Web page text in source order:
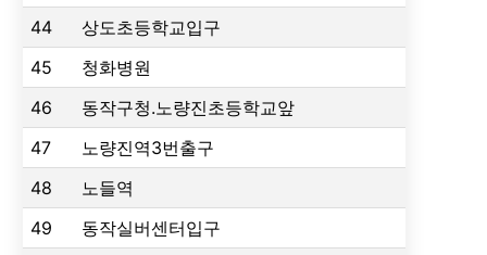
44
상도초등학교입구
45
청화병원
46
동작구청.노량진초등학교앞
47
노량진역3번출구
48
노들역
49
동작실버센터입구